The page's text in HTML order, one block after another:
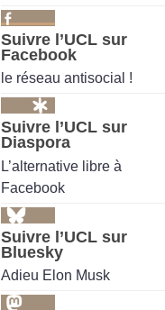
Suivre l’UCL sur
Facebook
le réseau antisocial !
Suivre l’UCL sur
Diaspora
L’alternative libre à
Facebook
Suivre l’UCL sur
Bluesky
Adieu Elon Musk